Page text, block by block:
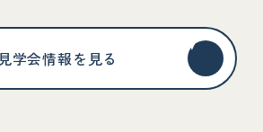
見学会情報を見る